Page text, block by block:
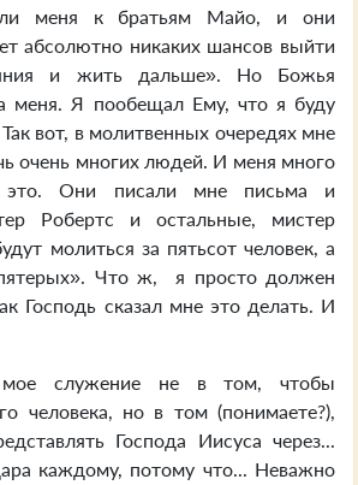
меня к братьям Майо, и они
абсолютно никаких шансов выйти
и жить дальше». Но Божья
меня. Я пообещал Ему, что я буду
вот, в молитвенных очередях мне
очень многих людей. И меня много
это. Они писали мне письма и
Робертс и остальные, мистер
молиться за пятьсот человек, а
Что ж, я просто должен
Господь сказал мне это делать. И
служение не в том, чтобы
человека, но в том (понимаете?),
Господа Иисуса через...
каждому, потому что... Неважно